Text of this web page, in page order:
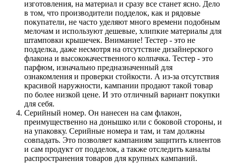
изготовления, на материал и сразу все станет ясно. Дело
в том, что производители подделок, как и рядовые
покупатели, не часто уделяют много времени подобным
мелочам и используют дешевые, хлипкие материалы для
штамповки крышечек. Внимание! Тестер - это не
подделка, даже несмотря на отсутствие дизайнерского
флакона и высококачественного колпачка. Тестер - это
парфюм, изначально предназначенный для
ознакомления и проверки стойкости. А из-за отсутствия
красивой наружности, кампании продают такой товар
по более низкой цене. И это отличный вариант покупки
для себя.
Серийный номер. Он нанесен на сам флакон,
преимущественно на донышко или с боковой стороны, и
на упаковку. Серийные номера и там, и там должны
совпадать. Это позволяет кампаниям защитить клиентов
и сам продукт от подделок, а также отследить каналы
распространения товаров для крупных кампаний.